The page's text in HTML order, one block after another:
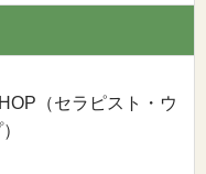
（セラピスト・ウ